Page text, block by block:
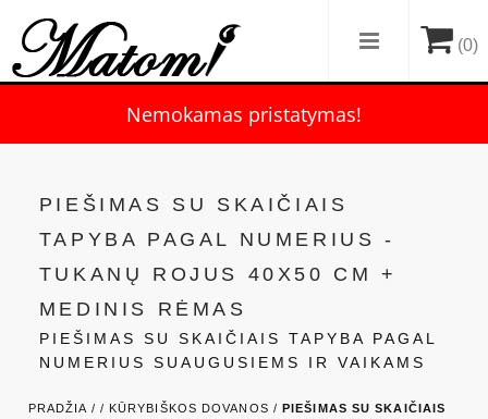
(0)
Nemokamas pristatymas!
PIEŠIMAS SU SKAIČIAIS
TAPYBA PAGAL NUMERIUS -
TUKANŲ ROJUS 40X50 CM +
MEDINIS RĖMAS
PIEŠIMAS SU SKAIČIAIS TAPYBA PAGAL
NUMERIUS SUAUGUSIEMS IR VAIKAMS
PRADŽIA / / KŪRYBIŠKOS DOVANOS /PIEŠIMAS SU SKAIČIAIS